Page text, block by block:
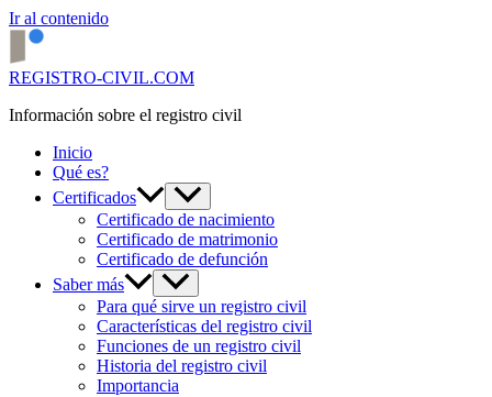
Ir al contenido
REGISTRO-CIVIL.COM
Información sobre el registro civil
Inicio
Qué es?
Certificados
Certificado de nacimiento
Certificado de matrimonio
Certificado de defunción
Saber más
Para qué sirve un registro civil
Características del registro civil
Funciones de un registro civil
Historia del registro civil
Importancia